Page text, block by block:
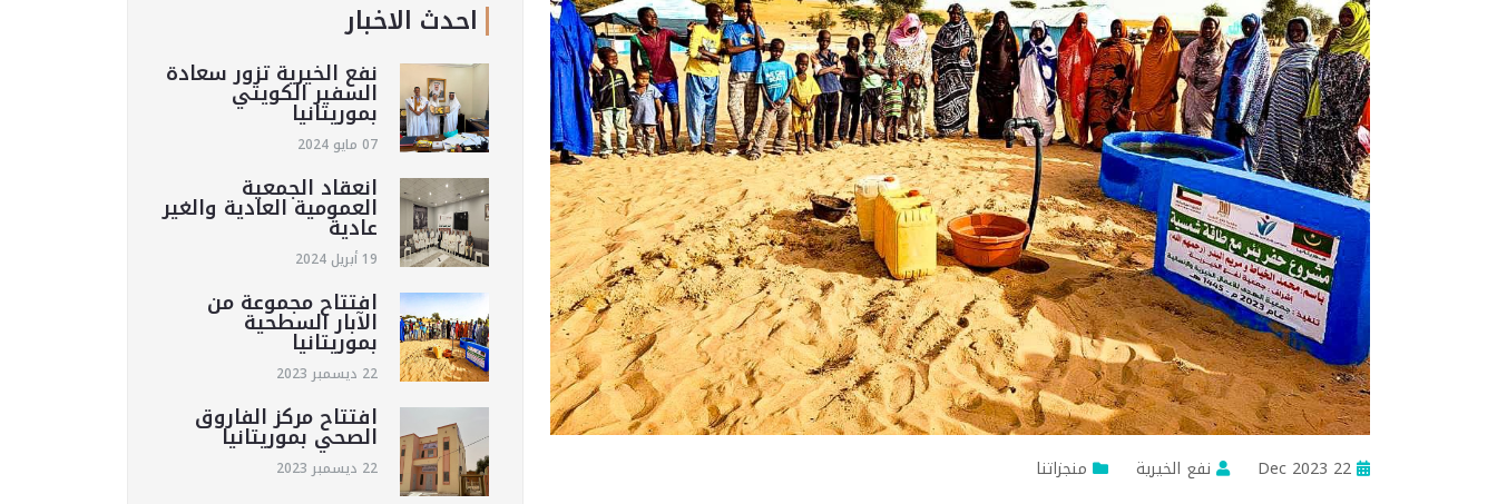
نفع الخيرية
منجزاتنا
احدث الاخبار
نفع الخيرية تزور سعادة
السفير الكويتي
بموريتانيا
07 مايو 2024
انعقاد الجمعية
العمومية العادية والغير
عادية
19 أبريل 2024
افتتاح مجموعة من
الآبار السطحية
بموريتانيا
22 ديسمبر 2023
افتتاح مركز الفاروق
الصحي بموريتانيا
22 ديسمبر 2023